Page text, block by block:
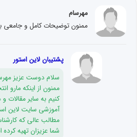
مهرسام
ممنون توضیحات کامل و جامعی
پشتیبان لاین استور
سلام دوست عزیز
ممنون از اینکه مارو
کنیم به سایر مقالات
آموزشی سایت لاین
مطالب عالی که
شما عزیزان تهیه